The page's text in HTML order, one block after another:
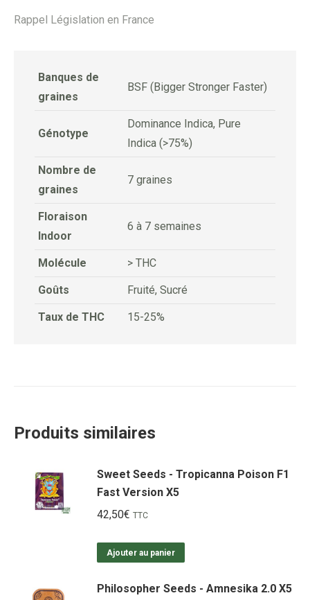
Rappel Législation en France
Banques de
graines
BSF (Bigger Stronger Faster)
Génotype
Dominance Indica, Pure
Indica (>75%)
Nombre de
graines
7 graines
Floraison
Indoor
6 à 7 semaines
Molécule > THC
Goûts Fruité, Sucré
Taux de THC 15-25%
Produits similaires
Sweet Seeds - Tropicanna Poison F1
Fast Version X5
42,50€ TTC
Ajouter au panier
Philosopher Seeds - Amnesika 2.0 X5